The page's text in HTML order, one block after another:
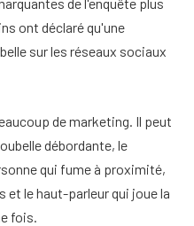
de l'enquête plus
ont déclaré qu'une
sur les réseaux sociaux
de marketing. Il peut
débordante, le
qui fume à proximité,
le haut-parleur qui joue la
fois.